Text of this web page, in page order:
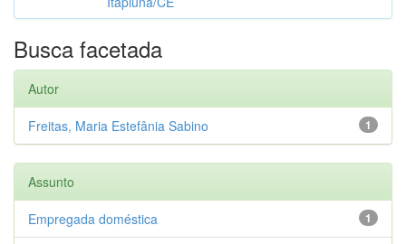
Busca facetada
Autor
1
Freitas, Maria Estefânia Sabino
Assunto
1
Empregada doméstica